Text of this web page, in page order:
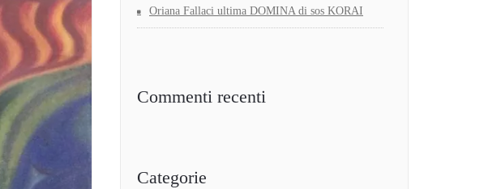
Oriana Fallaci ultima DOMINA di sos KORAI
Commenti recenti
Categorie